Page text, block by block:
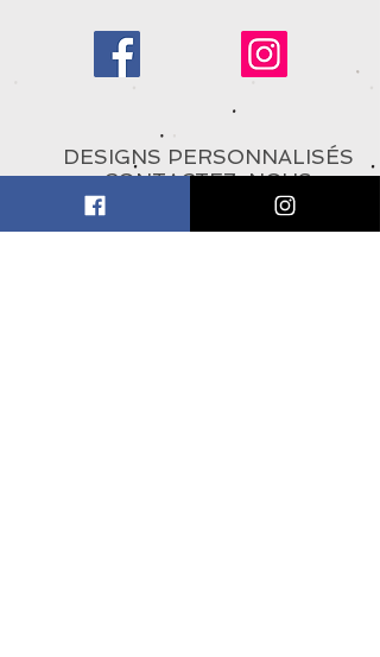
DESIGNS PERSONNALISÉS
CONTACTEZ-NOUS